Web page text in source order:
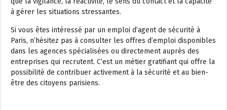
à gérer les situations stressantes.
Si vous êtes intéressé par un emploi d’agent de sécurité à
Paris, n’hésitez pas à consulter les offres d’emploi disponibles
dans les agences spécialisées ou directement auprès des
entreprises qui recrutent. C’est un métier gratifiant qui offre la
possibilité de contribuer activement à la sécurité et au bien-
être des citoyens parisiens.